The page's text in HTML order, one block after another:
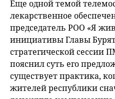
Еще одной темой
лекарственное
председатель РОО «Я
инициативы Главы
стратегической сессии
пояснил суть его
существует практика,
жителей республики